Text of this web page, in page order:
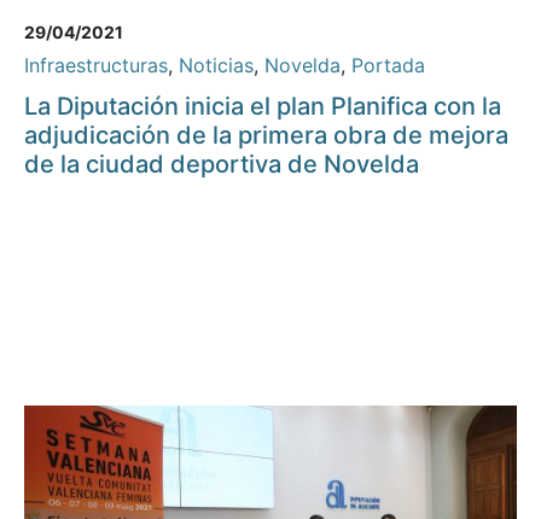
29/04/2021
Infraestructuras, Noticias, Novelda, Portada
La Diputación inicia el plan Planifica con la
adjudicación de la primera obra de mejora
de la ciudad deportiva de Novelda